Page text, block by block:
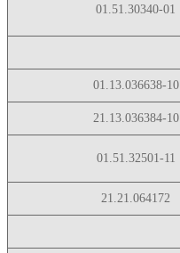
01.51.30340-01
01.13.036638-10
21.13.036384-10
01.51.32501-11
21.21.064172